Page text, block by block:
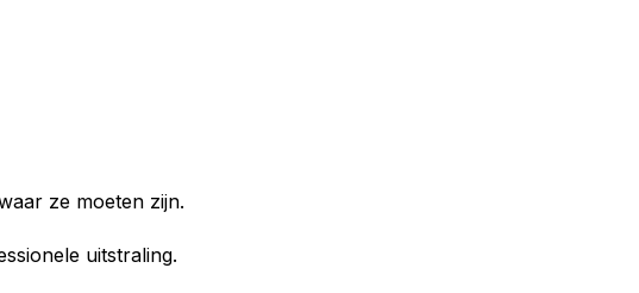
ze moeten zijn.
uitstraling.